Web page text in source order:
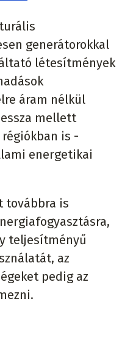
generátorokkal
létesítmények
áram nélkül
mellett
régiókban is -
energetikai
továbbra is
teljesítményű
az
pedig az